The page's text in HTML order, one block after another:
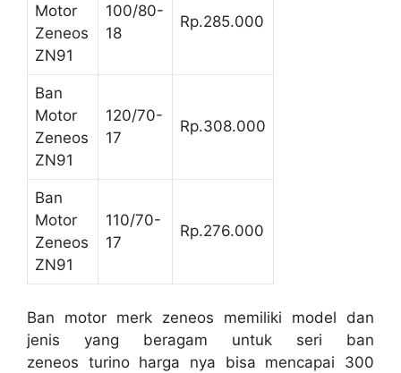
Motor
Zeneos
ZN91
100/80-
18
Rp.285.000
Ban
Motor
Zeneos
ZN91
120/70-
17
Rp.308.000
Ban
Motor
Zeneos
ZN91
110/70-
17
Rp.276.000
Ban motor merk zeneos memiliki model dan
jenis yang beragam untuk seri ban
zeneos turino harga nya bisa mencapai 300